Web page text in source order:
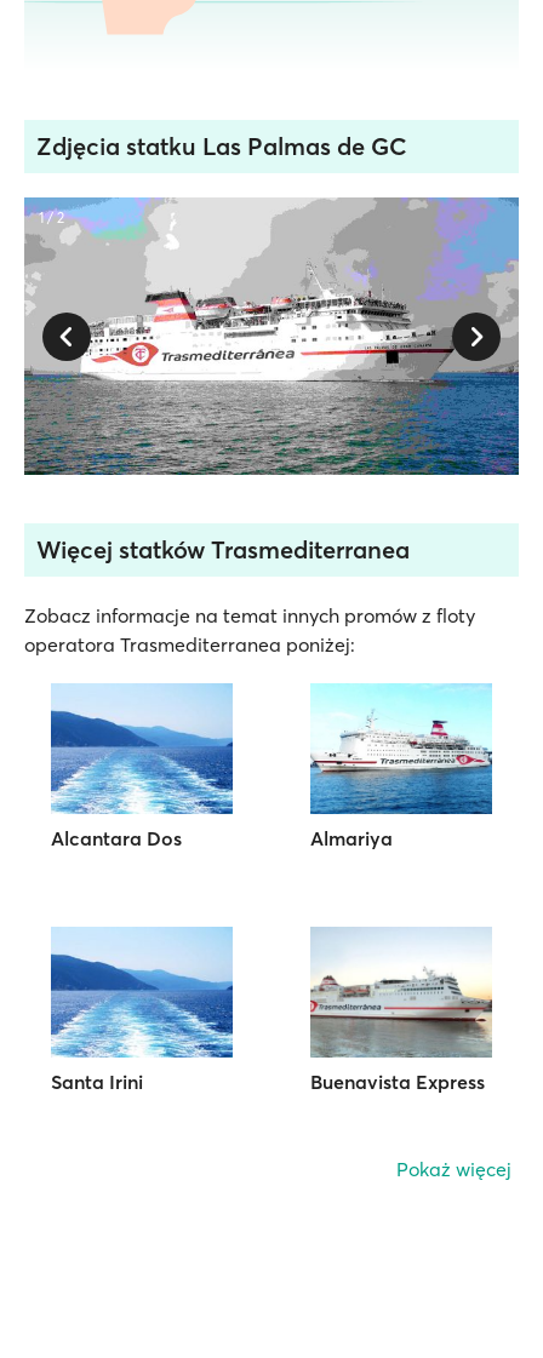
Zdjęcia statku Las Palmas de GC
1 / 2
Więcej statków Trasmediterranea
Zobacz informacje na temat innych promów z floty
operatora Trasmediterranea poniżej:
Alcantara Dos Almariya
Santa Irini Buenavista Express
Pokaż więcej